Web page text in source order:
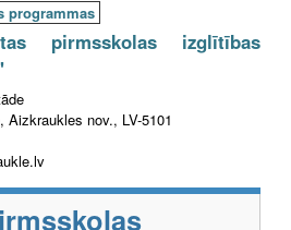
programmas
pirmsskolas izglītības
nov., LV-5101